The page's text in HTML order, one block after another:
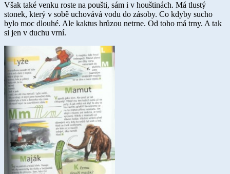
Však také venku roste na poušti, sám i v houštinách. Má tlustý
stonek, který v sobě uchovává vodu do zásoby. Co kdyby sucho
bylo moc dlouhé. Ale kaktus hrůzou netrne. Od toho má trny. A tak
si jen v duchu vrní.